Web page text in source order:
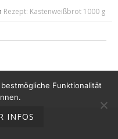
Rezept: Kastenweißbrot 1000 g
Funktionalität
INFOS